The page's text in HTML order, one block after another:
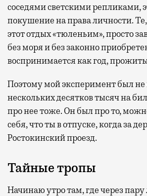
соседями светскими репликами,
покушение на права личности.
этот отдых «тюленьим», просто
без моря и без законно
воспринимается как год,
Поэтому мой эксперимент был
нескольких десятков тысяч на
про нее тоже. Он был про то,
себя, что ты в отпуске, когда за
Ростокинский проезд.
Тайные тропы
Начинаю утро там, где через пару